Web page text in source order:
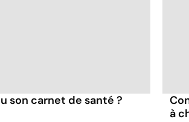
son carnet de santé ?
à